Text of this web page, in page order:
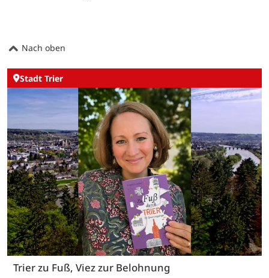
Nach oben
Stadt Trier
Trier zu Fuß, Viez zur Belohnung